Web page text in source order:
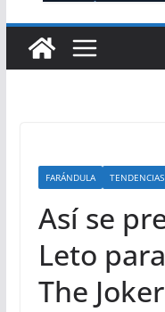
FARÁNDULA TENDENCIAS
Así se
Leto
The Joker